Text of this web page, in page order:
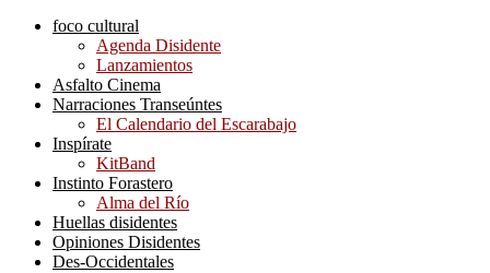
foco cultural
Agenda Disidente
Lanzamientos
Asfalto Cinema
Narraciones Transeúntes
El Calendario del Escarabajo
Inspírate
KitBand
Instinto Forastero
Alma del Río
Huellas disidentes
Opiniones Disidentes
Des-Occidentales